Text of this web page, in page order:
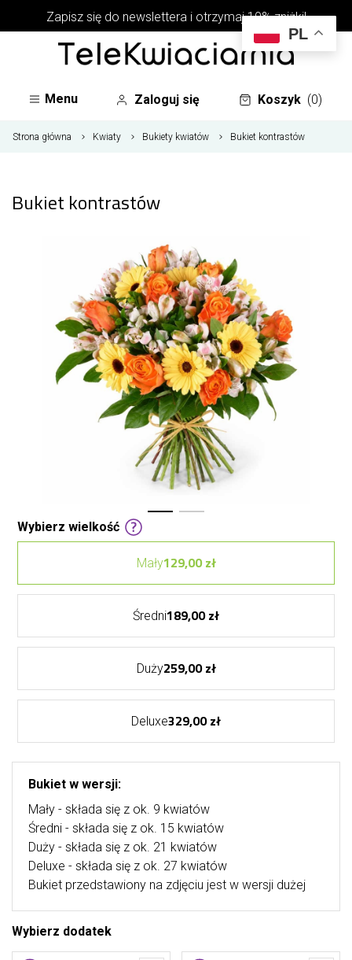
Zapisz się do newslettera i otrzymaj 10% zniżki!
Menu Zaloguj się Koszyk (0)
Strona główna Kwiaty Bukiety kwiatów Bukiet kontrastów
Bukiet kontrastów
Wybierz wielkość
Mały129,00 zł
Średni189,00 zł
Duży259,00 zł
Deluxe329,00 zł
Bukiet w wersji:
Mały - składa się z ok. 9 kwiatów
Średni - składa się z ok. 15 kwiatów
Duży - składa się z ok. 21 kwiatów
Deluxe - składa się z ok. 27 kwiatów
Bukiet przedstawiony na zdjęciu jest w wersji dużej
Wybierz dodatek
PL